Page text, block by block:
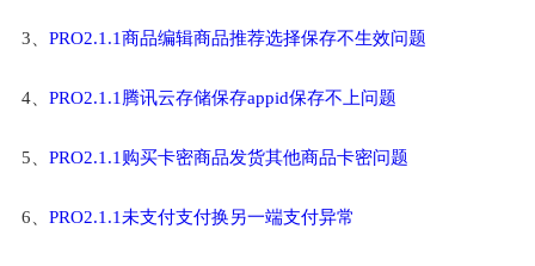
3、 PRO2.1.1商品编辑商品推荐选择保存不生效问题
4、 PRO2.1.1腾讯云存储保存appid保存不上问题
5、 PRO2.1.1购买卡密商品发货其他商品卡密问题
6、 PRO2.1.1未支付支付换另一端支付异常